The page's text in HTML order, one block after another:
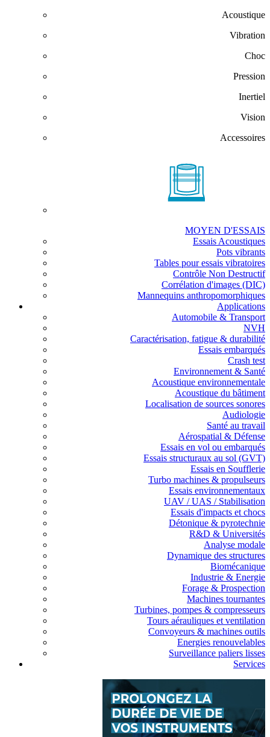
Acoustique
Vibration
Choc
Pression
Inertiel
Vision
Accessoires
MOYEN D'ESSAIS
Essais Acoustiques
Pots vibrants
Tables pour essais vibratoires
Contrôle Non Destructif
Corrélation d'images (DIC)
Mannequins anthropomorphiques
Applications
Automobile & Transport
NVH
Caractérisation, fatigue & durabilité
Essais embarqués
Crash test
Environnement & Santé
Acoustique environnementale
Acoustique du bâtiment
Localisation de sources sonores
Audiologie
Santé au travail
Aérospatial & Défense
Essais en vol ou embarqués
Essais structuraux au sol (GVT)
Essais en Soufflerie
Turbo machines & propulseurs
Essais environnementaux
UAV / UAS / Stabilisation
Essais d'impacts et chocs
Détonique & pyrotechnie
R&D & Universités
Analyse modale
Dynamique des structures
Biomécanique
Industrie & Energie
Forage & Prospection
Machines tournantes
Turbines, pompes & compresseurs
Tours aérauliques et ventilation
Convoyeurs & machines outils
Energies renouvelables
Surveillance paliers lisses
Services